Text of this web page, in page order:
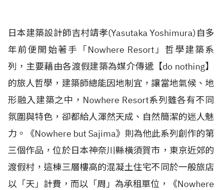
日本建築設計師吉村靖孝(Yasutaka Yoshimura)自多
年前便開始著手「Nowhere Resort」哲學建築系
列，主要藉由各渡假建築為媒介傳遞【do nothing】
的旅人哲學，建築師總能因地制宜，讓當地氣候、地
形融入建築之中，Nowhere Resort系列雖各有不同
氛圍與特色，卻都給人渾然天成、自然簡潔的迷人魅
力。《Nowhere but Sajima》則為他此系列創作的第
三個作品，位於日本神奈川縣橫須賀市，東京近郊的
渡假村，這棟三層樓高的混凝土住宅不同於一般旅店
以「天」計費，而以「周」為承租單位，《Nowhere